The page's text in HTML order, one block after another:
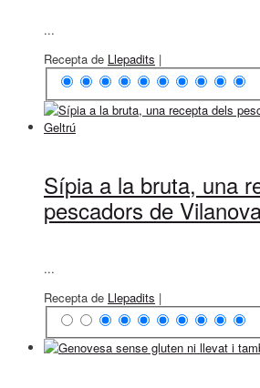
...
Recepta de Llepadits |
Sípia a la bruta, una
pescadors de
...
Recepta de Llepadits |